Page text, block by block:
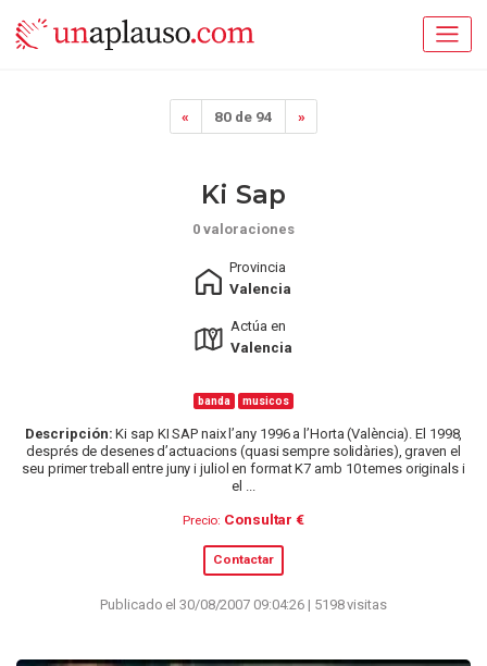
« 80 de 94 »
Ki Sap
0 valoraciones
Provincia
Valencia
Actúa en
Valencia
banda musicos
Descripción: Ki sap KI SAP naix l’any 1996 a l’Horta (València). El 1998,
després de desenes d’actuacions (quasi sempre solidàries), graven el
seu primer treball entre juny i juliol en format K7 amb 10 temes originals i
el ...
Precio: Consultar €
Contactar
Publicado el 30/08/2007 09:04:26 | 5198 visitas